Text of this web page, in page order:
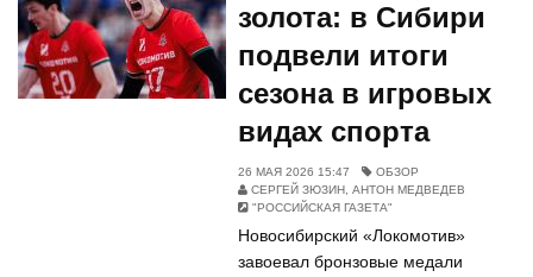
золота: в Сибири
подвели итоги
сезона в игровых
видах спорта
26 МАЯ 2026 15:47
ОБЗОР
СЕРГЕЙ ЗЮЗИН, АНТОН МЕДВЕДЕВ
"РОССИЙСКАЯ ГАЗЕТА"
Новосибирский «Локомотив»
завоевал бронзовые медали